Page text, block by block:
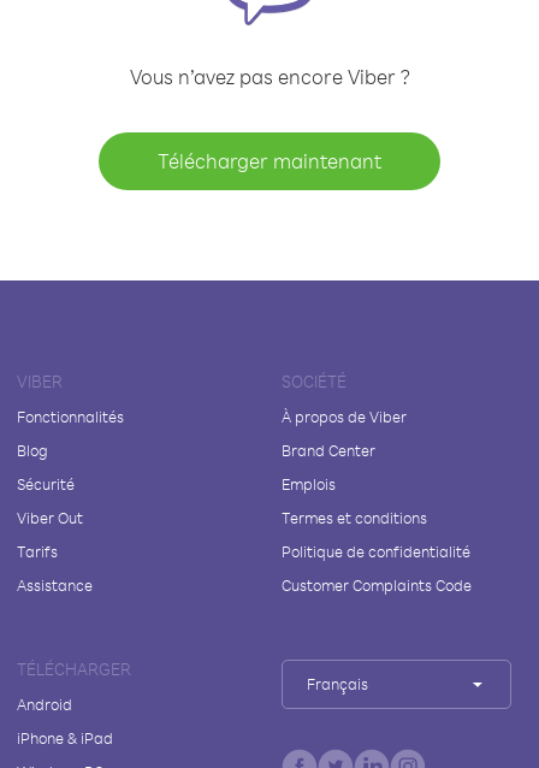
Vous n’avez pas encore Viber ?
Télécharger maintenant
VIBER
Fonctionnalités
Blog
Sécurité
Viber Out
Tarifs
Assistance
SOCIÉTÉ
À propos de Viber
Brand Center
Emplois
Termes et conditions
Politique de confidentialité
Customer Complaints Code
TÉLÉCHARGER
Android
iPhone & iPad
Français